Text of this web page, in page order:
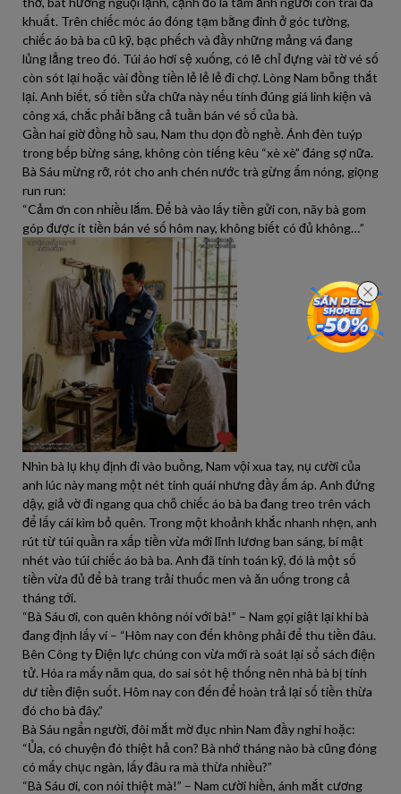
khuất. Trên chiếc móc áo đóng tạm bằng đinh ở góc tường,
chiếc áo bà ba cũ kỹ, bạc phếch và đầy những mảng vá đang
lủng lẳng treo đó. Túi áo hơi sệ xuống, có lẽ chỉ đựng vài tờ vé số
còn sót lại hoặc vài đồng tiền lẻ lẻ lẻ đi chợ. Lòng Nam bỗng thắt
lại. Anh biết, số tiền sửa chữa này nếu tính đúng giá linh kiện và
công xá, chắc phải bằng cả tuần bán vé số của bà.
Gần hai giờ đồng hồ sau, Nam thu dọn đồ nghề. Ánh đèn tuýp
trong bếp bừng sáng, không còn tiếng kêu “xè xè” đáng sợ nữa.
Bà Sáu mừng rỡ, rót cho anh chén nước trà gừng ấm nóng, giọng
run run:
“Cảm ơn con nhiều lắm. Để bà vào lấy tiền gửi con, nãy bà gom
góp được ít tiền bán vé số hôm nay, không biết có đủ không…”
Nhìn bà lụ khụ định đi vào buồng, Nam vội xua tay, nụ cười của
anh lúc này mang một nét tinh quái nhưng đầy ấm áp. Anh đứng
dậy, giả vờ đi ngang qua chỗ chiếc áo bà ba đang treo trên vách
để lấy cái kìm bỏ quên. Trong một khoảnh khắc nhanh nhẹn, anh
rút từ túi quần ra xấp tiền vừa mới lĩnh lương ban sáng, bí mật
nhét vào túi chiếc áo bà ba. Anh đã tính toán kỹ, đó là một số
tiền vừa đủ để bà trang trải thuốc men và ăn uống trong cả
tháng tới.
“Bà Sáu ơi, con quên không nói với bà!” – Nam gọi giật lại khi bà
đang định lấy ví – “Hôm nay con đến không phải để thu tiền đâu.
Bên Công ty Điện lực chúng con vừa mới rà soát lại sổ sách điện
tử. Hóa ra mấy năm qua, do sai sót hệ thống nên nhà bà bị tính
dư tiền điện suốt. Hôm nay con đến để hoàn trả lại số tiền thừa
đó cho bà đây.”
Bà Sáu ngẩn người, đôi mắt mờ đục nhìn Nam đầy nghi hoặc:
“Ủa, có chuyện đó thiệt hả con? Bà nhớ tháng nào bà cũng đóng
có mấy chục ngàn, lấy đâu ra mà thừa nhiều?”
“Bà Sáu ơi, con nói thiệt mà!” – Nam cười hiền, ánh mắt cương